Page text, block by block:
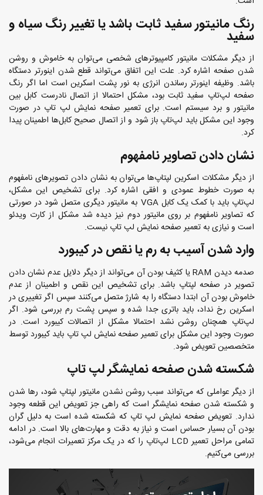
رنگ مانیتور سفید ثابت باشد یا تغییر رنگ سیاه و
سفید
از دیگر مشکلات مانیتور کامپیوترهای شخصی می‌توان به خاموش و روشن
شدن صفحه اشاره کرد. علت این اتفاق می‌تواند قطع شدن اینورتر دستگاه
باشد. وظیفه اینورتر رساندن انرژی به نور پشت اسکرین است اما اگر رنگ
صفحه لپ‌تاپ سفید ثابت بود، مشکل احتمالا از اتصال نادرست کابل بین
مانیتور و برد سیستم است. برای تعمیر صفحه نمایش لپ تاپ در صورت
وجود این مشکل باید لپ‌تاپ باز شود و از اتصال صحیح کابل‌ها اطمینان پیدا
کرد.
نشان دادن تصاویر نامفهوم
از دیگر مشکلات اسکرین لپتاپ‌ها می‌توان به نشان دادن تصویر‌های نامفهوم
به صورت خطوط عمودی و افقی اشاره کرد. برای تشخیص این مشکل،
لپ‌تاپ باید با کمک یک کابل VGA به مانیتور دیگری متصل شود در صورتی
که تصاویر نامفهوم بر روی مانیتور دوم نیز دیده شد مشکل از کارت ویدئو
است و نیازی به تعمیر صفحه نمایش لپ تاپ نیست.
وارد شدن آسیب به رم یا نقص در کیبورد
صدمه دیدن RAM یا کثیف بودن آن می‌تواند از دیگر دلایل عدم نشان دادن
تصویر در صفحه لپتاپ باشد. برای تشخیص این نقص و اطمینان از عدم
خاموش بودن آن ابتدا دستگاه را به شارژ متصل می‌کنند سپس اگر تغییری در
اسکرین رخ نداد، باید باتری جدا شده و سپس پشت رم بررسی شود. اگر
لپ‌تاپ همچنان روشن نشد احتمالا مشکل از اتصالات کیبورد است. در
صورت وجود این مشکل برای تعمیر صفحه نمایش لپ تاپ باید کیبورد توسط
متخصصین تعویض شود.
شکسته شدن صفحه نمایشگر لپ تاپ
از دیگر عواملی که می‌تواند سبب روشن نشدن مانیتور لپتاپ شود، رها شدن
و شکسته شدن صفحه نمایشگر است که راهی جز تعویض این قطعه وجود
ندارد. تعویض صفحه نمایش لپ تاپ که شکسته شده است به دلیل گران
بودن آن بسیار حساس است و نیاز به دقت و مهارت‌های بالا است. در ادامه
تمامی مراحل تعمیر LCD لپ‌تاپ را که در یک مرکز تعمیرات انجام می‌شود،
بررسی می‌کنیم.